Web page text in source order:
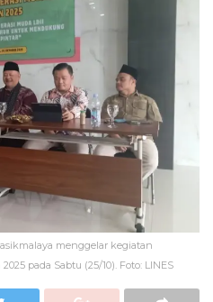
menggelar kegiatan
pada Sabtu (25/10). Foto: LINES